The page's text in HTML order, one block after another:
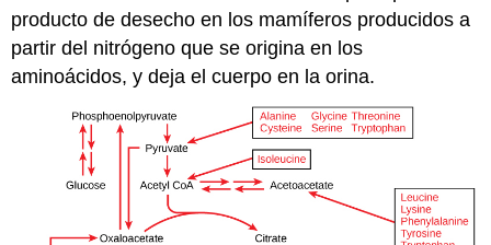
producto de desecho en los mamíferos producidos a
partir del nitrógeno que se origina en los
aminoácidos, y deja el cuerpo en la orina.